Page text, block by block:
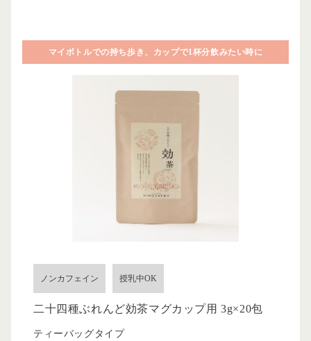
マイボトルでの持ち歩き、カップで1杯分飲みたい時に
ノンカフェイン 授乳中OK
二十四種ぶれんど効茶マグカップ用 3g×20包
ティーバッグタイプ